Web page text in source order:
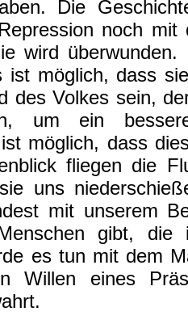
Die
noch mit
wird
ist möglich, dass
des Volkes sein,
um ein
möglich, dass
fliegen die
uns
mit unserem
gibt, die
es tun mit dem
Willen eines